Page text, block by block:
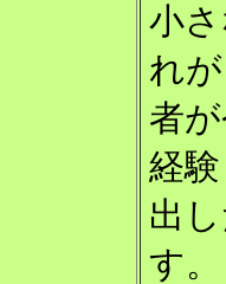
小
れ
者
経
出
す。